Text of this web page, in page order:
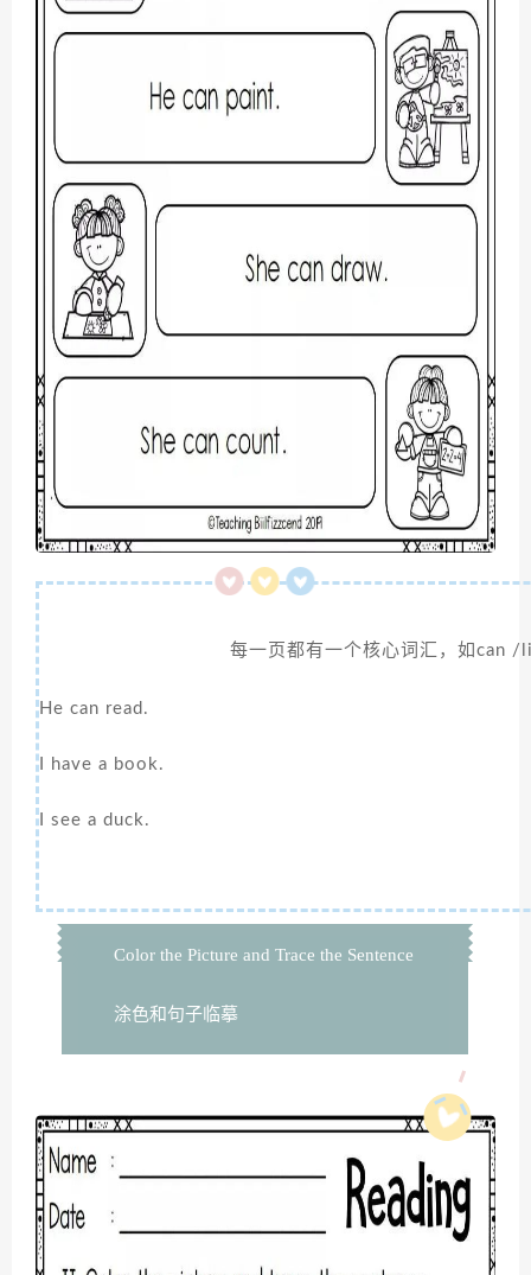
每一页都有一个核心词汇，如can
He can read.
I have a book.
I see a duck.
Color the Picture and Trace the Sentence
涂色和句子临摹